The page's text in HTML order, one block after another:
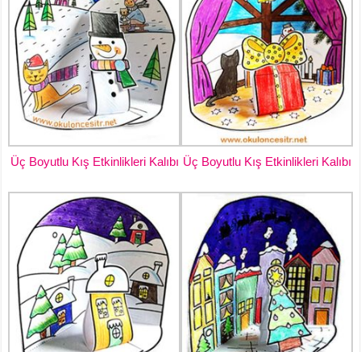
Üç Boyutlu Kış Etkinlikleri Kalıbı Üç Boyutlu Kış Etkinlikleri Kalıbı